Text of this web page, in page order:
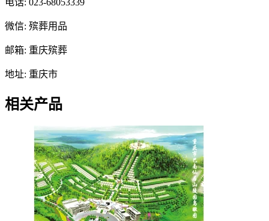
电话: 023-68053339
微信: 殡葬用品
邮箱: 重庆殡葬
地址: 重庆市
相关产品